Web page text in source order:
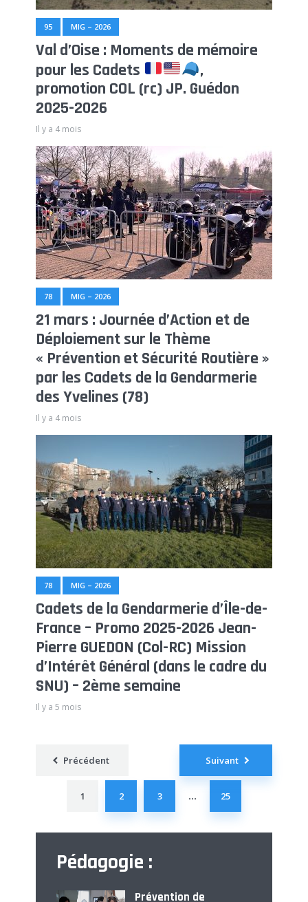
95 MIG – 2026
Val d’Oise : Moments de mémoire
pour les Cadets
,
promotion COL (rc) JP. Guédon
2025-2026
Il y a 4 mois
78 MIG – 2026
21 mars : Journée d’Action et de
Déploiement sur le Thème
« Prévention et Sécurité Routière »
par les Cadets de la Gendarmerie
des Yvelines (78)
Il y a 4 mois
78 MIG – 2026
Cadets de la Gendarmerie d’Île-de-
France – Promo 2025-2026 Jean-
Pierre GUEDON (Col-RC) Mission
d’Intérêt Général (dans le cadre du
SNU) – 2ème semaine
Il y a 5 mois
Pédagogie :
Prévention de
Précédent
Pagination
publications
1 2 3 … 25
Suivant